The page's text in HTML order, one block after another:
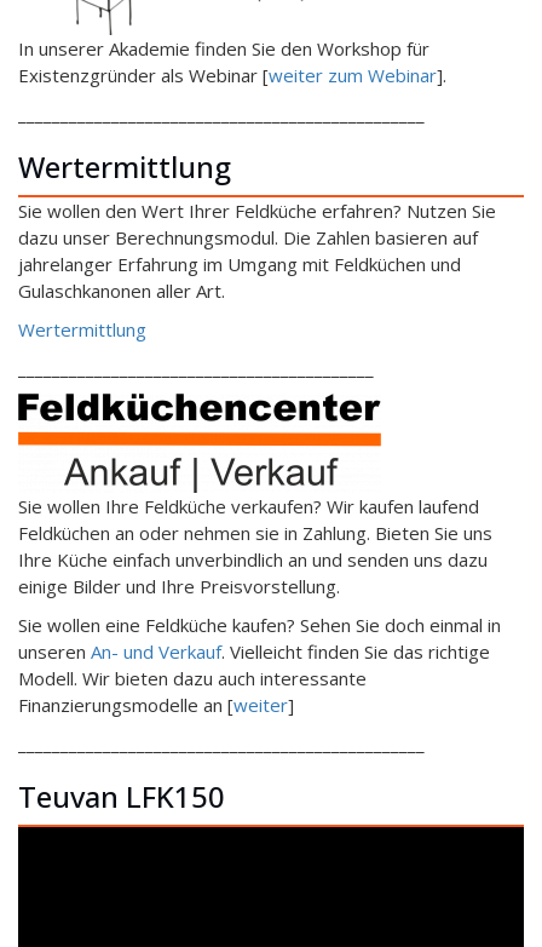
In unserer Akademie finden Sie den Workshop für
Existenzgründer als Webinar [weiter zum Webinar].
Wertermittlung
Sie wollen den Wert Ihrer Feldküche erfahren? Nutzen Sie
dazu unser Berechnungsmodul. Die Zahlen basieren auf
jahrelanger Erfahrung im Umgang mit Feldküchen und
Gulaschkanonen aller Art.
Wertermittlung
Sie wollen Ihre Feldküche verkaufen? Wir kaufen laufend
Feldküchen an oder nehmen sie in Zahlung. Bieten Sie uns
Ihre Küche einfach unverbindlich an und senden uns dazu
einige Bilder und Ihre Preisvorstellung.
Sie wollen eine Feldküche kaufen? Sehen Sie doch einmal in
unseren An- und Verkauf. Vielleicht finden Sie das richtige
Modell. Wir bieten dazu auch interessante
Finanzierungsmodelle an [weiter]
Teuvan LFK150